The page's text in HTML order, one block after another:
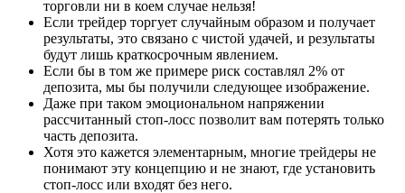
торговли ни в коем случае нельзя!
Если трейдер торгует случайным образом и получает
результаты, это связано с чистой удачей, и результаты
будут лишь краткосрочным явлением.
Если бы в том же примере риск составлял 2% от
депозита, мы бы получили следующее изображение.
Даже при таком эмоциональном напряжении
рассчитанный стоп-лосс позволит вам потерять только
часть депозита.
Хотя это кажется элементарным, многие трейдеры не
понимают эту концепцию и не знают, где установить
стоп-лосс или входят без него.